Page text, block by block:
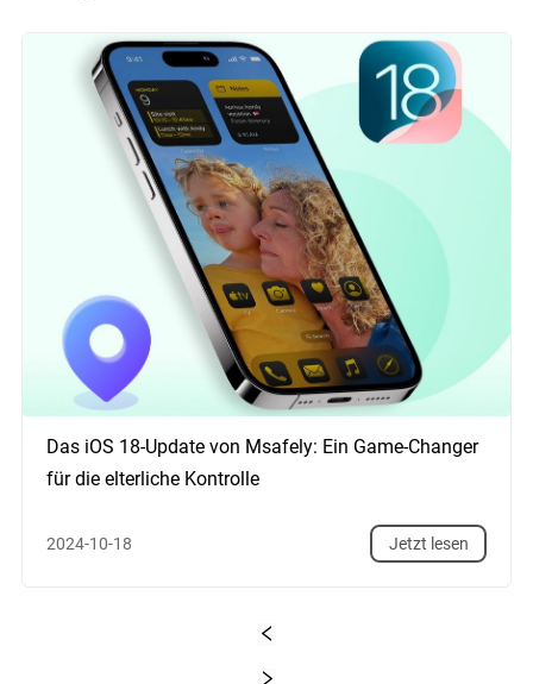
Das iOS 18-Update von Msafely: Ein Game-Changer
für die elterliche Kontrolle
2024-10-18 Jetzt lesen